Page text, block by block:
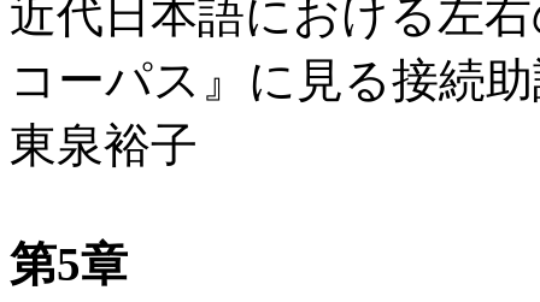
近代日本語における左
コーパス』に見る接続
東泉裕子
第5章